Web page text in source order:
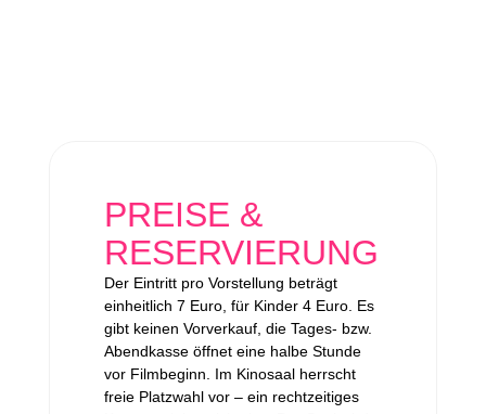
PREISE &
RESERVIERUNG
Der Eintritt pro Vorstellung beträgt
einheitlich 7 Euro, für Kinder 4 Euro. Es
gibt keinen Vorverkauf, die Tages- bzw.
Abendkasse öffnet eine halbe Stunde
vor Filmbeginn. Im Kinosaal herrscht
freie Platzwahl vor – ein rechtzeitiges